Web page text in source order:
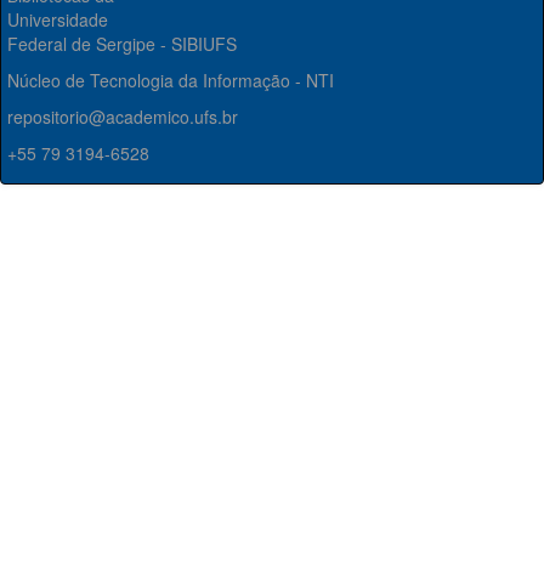
Universidade
Federal de Sergipe - SIBIUFS
Núcleo de Tecnologia da Informação - NTI
repositorio@academico.ufs.br
+55 79 3194-6528